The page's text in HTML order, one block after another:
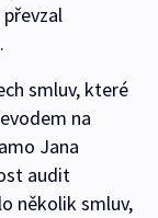
smluv, které
na
Jana
audit
několik smluv,